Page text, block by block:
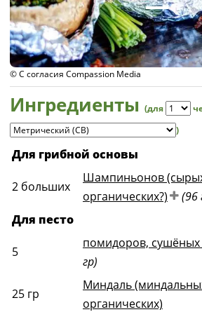
© С согласия Compassion Media
Ингредиенты (для
)
Для грибной основы
2 больших
Шампиньонов
органических?)
(96
Для песто
5
помидоров, сушёных
гр)
25 гр
Миндаль
органических)